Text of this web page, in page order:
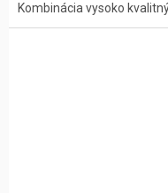
Kombinácia vysoko